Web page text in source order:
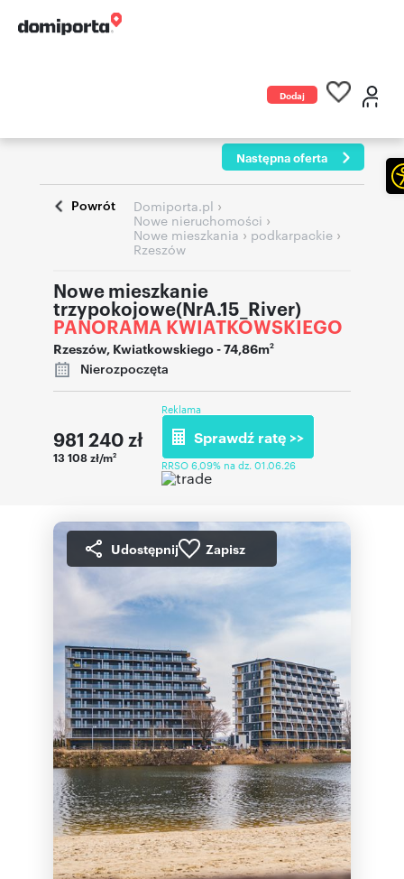
Dodaj
Następna oferta
Powrót Domiporta.pl ›
Nowe nieruchomości ›
Nowe mieszkania › podkarpackie ›
Rzeszów
Nowe mieszkanie
trzypokojowe(NrA.15_River)
PANORAMA KWIATKOWSKIEGO
Rzeszów, Kwiatkowskiego- 74,86m2
Nierozpoczęta
981 240 zł
13 108 zł/m2
Reklama
Sprawdź ratę >>
RRSO 6,09% na dz. 01.06.26
Udostępnij Zapisz